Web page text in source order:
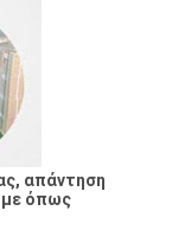
απάντηση
όπως